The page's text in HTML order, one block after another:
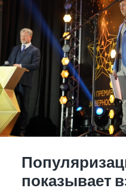
показывает